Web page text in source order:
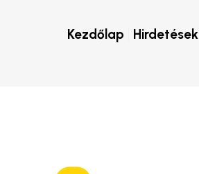
Hirdetések
Kezdőlap